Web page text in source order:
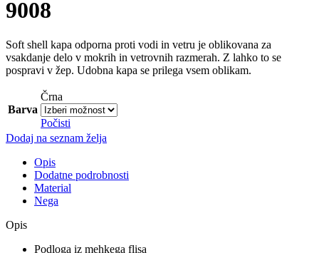
9008
Soft shell kapa odporna proti vodi in vetru je oblikovana za
vsakdanje delo v mokrih in vetrovnih razmerah. Z lahko to se
pospravi v žep. Udobna kapa se prilega vsem oblikam.
Barva
Črna
Počisti
Dodaj na seznam želja
Opis
Dodatne podrobnosti
Material
Nega
Opis
Podloga iz mehkega flisa